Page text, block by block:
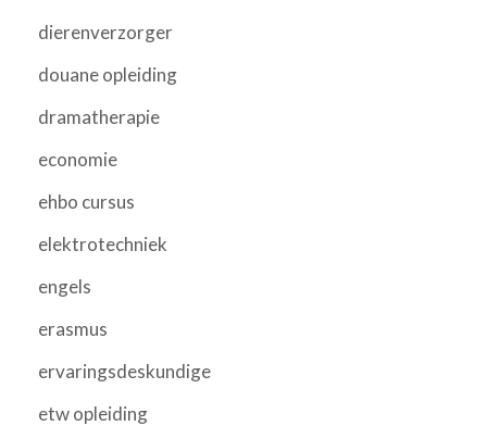
dierenverzorger
douane opleiding
dramatherapie
economie
ehbo cursus
elektrotechniek
engels
erasmus
ervaringsdeskundige
etw opleiding